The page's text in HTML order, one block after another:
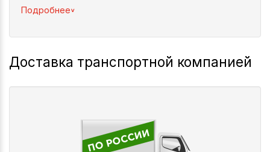
Подробнее^
Доставка транспортной компанией